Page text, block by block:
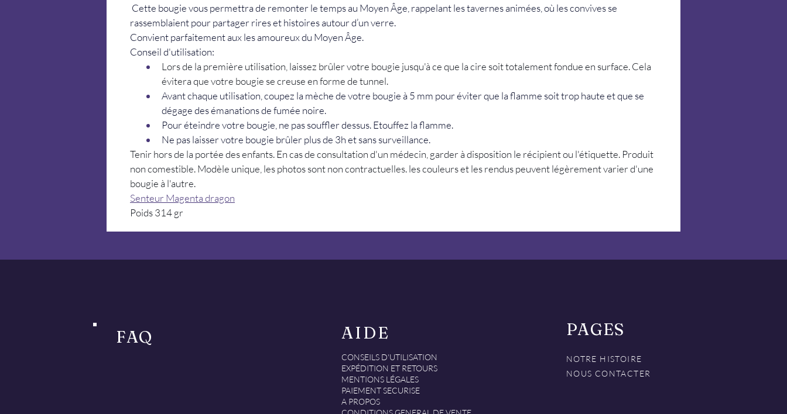
Cette bougie vous permettra de remonter le temps au Moyen Âge, rappelant les tavernes animées, où les convives se
rassemblaient pour partager rires et histoires autour d’un verre.
Convient parfaitement aux les amoureux du Moyen Âge.
Conseil d'utilisation:
Lors de la première utilisation, laissez brûler votre bougie jusqu'à ce que la cire soit totalement fondue en surface. Cela
évitera que votre bougie se creuse en forme de tunnel.
Avant chaque utilisation, coupez la mèche de votre bougie à 5 mm pour éviter que la flamme soit trop haute et que se
dégage des émanations de fumée noire.
Pour éteindre votre bougie, ne pas souffler dessus. Etouffez la flamme.
Ne pas laisser votre bougie brûler plus de 3h et sans surveillance.
Tenir hors de la portée des enfants. En cas de consultation d'un médecin, garder à disposition le récipient ou l'étiquette. Produit
non comestible. Modèle unique, les photos sont non contractuelles. les couleurs et les rendus peuvent légèrement varier d'une
bougie à l'autre.
Senteur Magenta dragon
Poids 314 gr
FAQ AIDE
​CONSEILS D'UTILISATION
EXPÉDITION ET RETOURS
MENTIONS LÉGALES
PAIEMENT SECURISE
A PROPOS
PAGES
NOTRE HISTOIRE
NOUS CONTACTER